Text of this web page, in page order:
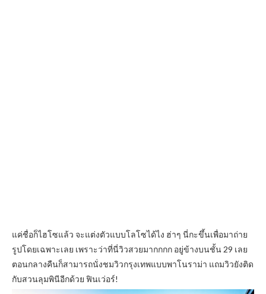
แค่ชื่อก็ไฮโซแล้ว จะแต่งตัวแบบโลโซได้ไง ฮ่าๆ นี่กะขึ้นเพื่อมาถ่าย
รูปโดยเฉพาะเลย เพราะว่าที่นี่วิวสวยมากกกก อยู่ข้างบนชั้น 29 เลย
ตอนกลางคืนก็สามารถนั่งชมวิวกรุงเทพแบบพาโนราม่า แถมวิวยังติด
กับสวนลุมพินีอีกด้วย ฟินเว่อร์!